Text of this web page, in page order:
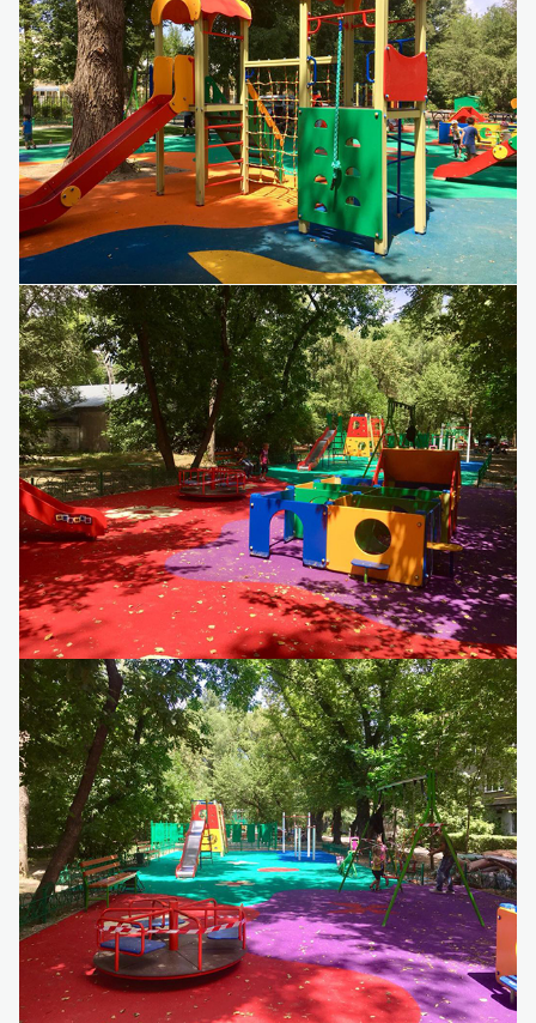
Детский игровой комплекс
Детский игровой комплекс